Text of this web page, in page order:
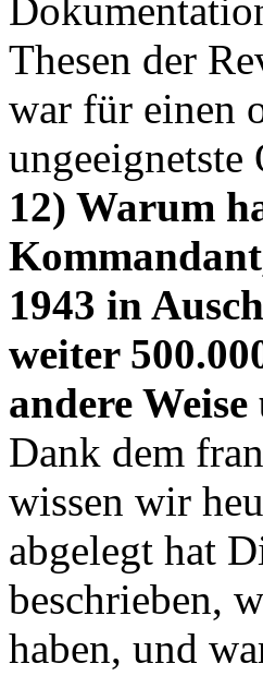
Thesen der
war für einen
12) Warum
1943 in
weiter
andere
Dank dem
wissen wir
abgelegt hat
beschrieben,
haben, und